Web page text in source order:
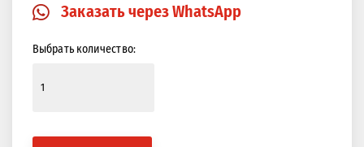
Заказать через WhatsApp
Выбрать количество: